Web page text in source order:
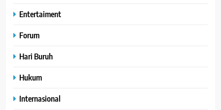
Entertaiment
Forum
Hari Buruh
Hukum
Internasional